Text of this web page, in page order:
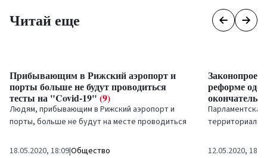
Читай еще
Прибывающим в Рижский аэропорт и
порты больше не будут проводиться
тесты на "Covid-19" (9)
Людям, прибывающим в Рижский аэропорт и
порты, больше не будут на месте проводиться
возможность...
18.05.2020, 18:09|Общество
реформе
12.05.2020, 18:13